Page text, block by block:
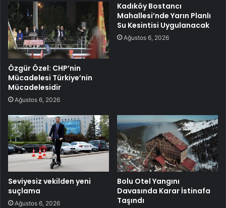
Özgür Özel: CHP’nin
Mücadelesi Türkiye’nin
Mücadelesidir
Ağustos 6, 2026
Kadıköy Bostancı
Mahallesi’nde Yarın Planlı
Su Kesintisi Uygulanacak
Ağustos 6, 2026
Seviyesiz vekilden yeni
suçlama
Ağustos 6, 2026
Bolu Otel Yangını
Davasında Karar İstinafa
Taşındı